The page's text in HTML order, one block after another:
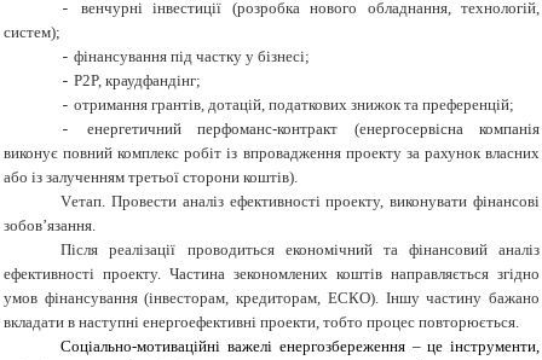
-
венчурні інвестиції (розробка нового обладнання, технологій,
систем);
- фінансування під частку у бізнесі;
- P2P, краудфандінг;
- отримання грантів, дотацій, податкових знижок та преференцій;
-
енергетичний перфоманс-контракт (енергосервісна компанія
виконує повний комплекс робіт із впровадження проекту за рахунок власних
або із залученням третьої сторони коштів).
Vетап. Провести аналіз ефективності проекту, виконувати фінансові
зобов’язання.
Після реалізації проводиться економічний та фінансовий аналіз
ефективності проекту. Частина зекономлених коштів направляється згідно
умов фінансування (інвесторам, кредиторам, ЕСКО). Іншу частину бажано
вкладати в наступні енергоефективні проекти, тобто процес повторюється.
Соціально-мотиваційні важелі енергозбереження – це інструменти,